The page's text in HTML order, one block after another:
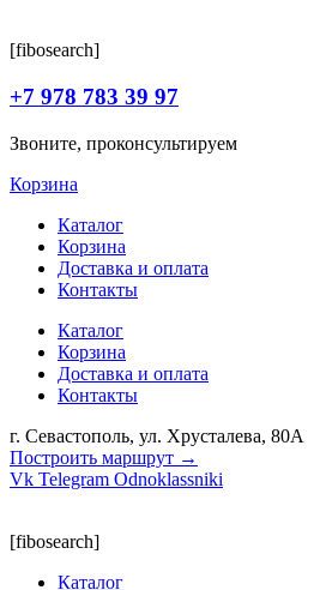
[fibosearch]
+7 978 783 39 97
Звоните, проконсультируем
Корзина
Каталог
Корзина
Доставка и оплата
Контакты
Каталог
Корзина
Доставка и оплата
Контакты
г. Севастополь, ул. Хрусталева, 80А
Построить маршрут →
Vk Telegram Odnoklassniki
[fibosearch]
Каталог